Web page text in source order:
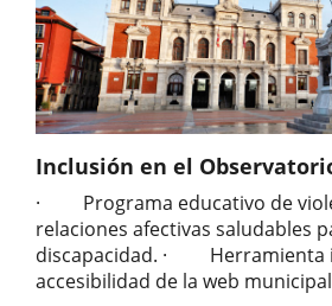
Inclusión en el
Ciudades y Pueblos para
las siguientes buenas
· Programa educativo de
relaciones afectivas saludables
discapacidad. · Herramienta
accesibilidad de la web